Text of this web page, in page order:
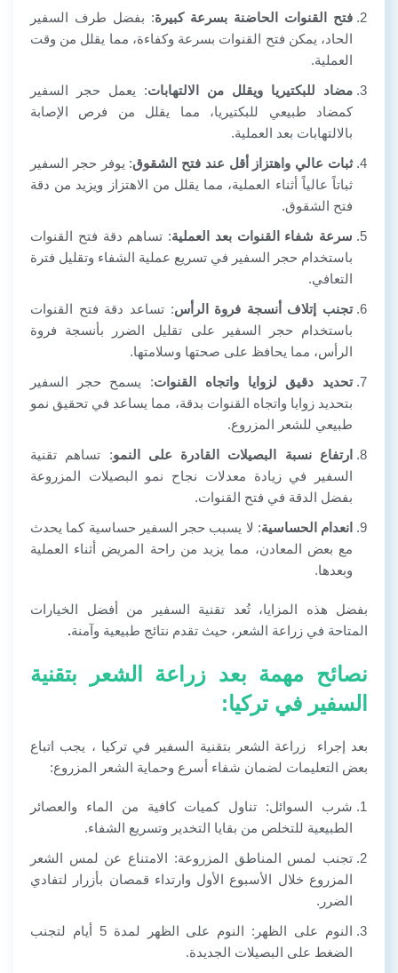
فتح القنوات الحاضنة بسرعة كبيرة: بفضل طرف السفير
الحاد، يمكن فتح القنوات بسرعة وكفاءة، مما يقلل من وقت
العملية.
مضاد للبكتيريا ويقلل من الالتهابات: يعمل حجر السفير
كمضاد طبيعي للبكتيريا، مما يقلل من فرص الإصابة
بالالتهابات بعد العملية.
ثبات عالي واهتزاز أقل عند فتح الشقوق: يوفر حجر السفير
ثباتاً عالياً أثناء العملية، مما يقلل من الاهتزاز ويزيد من دقة
فتح الشقوق.
سرعة شفاء القنوات بعد العملية: تساهم دقة فتح القنوات
باستخدام حجر السفير في تسريع عملية الشفاء وتقليل فترة
التعافي.
تجنب إتلاف أنسجة فروة الرأس: تساعد دقة فتح القنوات
باستخدام حجر السفير على تقليل الضرر بأنسجة فروة
الرأس، مما يحافظ على صحتها وسلامتها.
تحديد دقيق لزوايا واتجاه القنوات: يسمح حجر السفير
بتحديد زوايا واتجاه القنوات بدقة، مما يساعد في تحقيق نمو
طبيعي للشعر المزروع.
ارتفاع نسبة البصيلات القادرة على النمو: تساهم تقنية
السفير في زيادة معدلات نجاح نمو البصيلات المزروعة
بفضل الدقة في فتح القنوات.
انعدام الحساسية: لا يسبب حجر السفير حساسية كما يحدث
مع بعض المعادن، مما يزيد من راحة المريض أثناء العملية
وبعدها.
بفضل هذه المزايا، تُعد تقنية السفير من أفضل الخيارات
المتاحة في زراعة الشعر، حيث تقدم نتائج طبيعية وآمنة.
نصائح مهمة بعد زراعة الشعر بتقنية
السفير في تركيا:
بعد إجراء زراعة الشعر بتقنية السفير في تركيا ، يجب اتباع
بعض التعليمات لضمان شفاء أسرع وحماية الشعر المزروع:
شرب السوائل: تناول كميات كافية من الماء والعصائر
الطبيعية للتخلص من بقايا التخدير وتسريع الشفاء.
تجنب لمس المناطق المزروعة: الامتناع عن لمس الشعر
المزروع خلال الأسبوع الأول وارتداء قمصان بأزرار لتفادي
الضرر.
النوم على الظهر: النوم على الظهر لمدة 5 أيام لتجنب
الضغط على البصيلات الجديدة.